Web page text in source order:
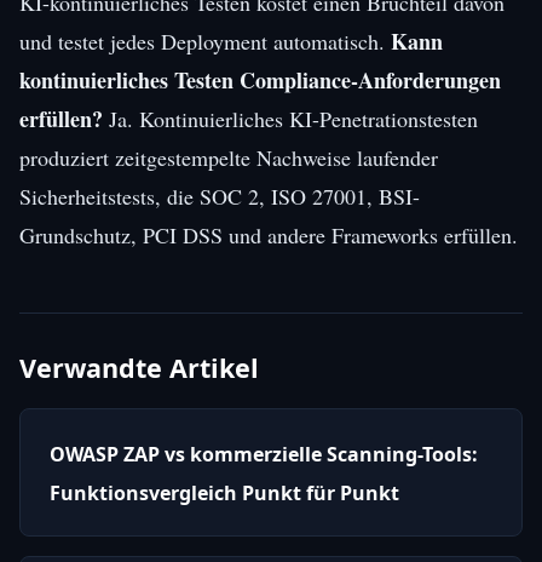
und testet jedes Deployment automatisch. Kann
kontinuierliches Testen Compliance-Anforderungen
erfüllen? Ja. Kontinuierliches KI-Penetrationstesten
produziert zeitgestempelte Nachweise laufender
Sicherheitstests, die SOC 2, ISO 27001, BSI-
Grundschutz, PCI DSS und andere Frameworks erfüllen.
Verwandte Artikel
OWASP ZAP vs kommerzielle Scanning-Tools:
Funktionsvergleich Punkt für Punkt